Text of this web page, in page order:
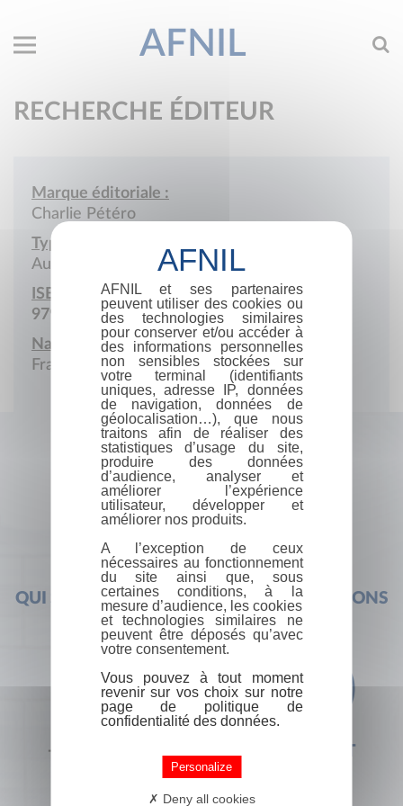
AFNIL
RECHERCHE ÉDITEUR
Marque éditoriale :
Charlie Pétéro
Type de société :
Auto-édition
ISBN :
979-10-979055
Nationalité :
France
QUI SOMMES-NOUS ? FOIRE AUX QUESTIONS
+33 (0) 1 44 41 29 19 CONTACT
AFNIL et ses partenaires
peuvent utiliser des cookies ou
des technologies similaires
pour conserver et/ou accéder à
des informations personnelles
non sensibles stockées sur
votre terminal (identifiants
uniques, adresse IP, données
de navigation, données de
géolocalisation…), que nous
traitons afin de réaliser des
statistiques d’usage du site,
produire des données
d’audience, analyser et
améliorer l’expérience
utilisateur, développer et
améliorer nos produits.
A l’exception de ceux
nécessaires au fonctionnement
du site ainsi que, sous
certaines conditions, à la
mesure d’audience, les cookies
et technologies similaires ne
peuvent être déposés qu’avec
votre consentement.
Vous pouvez à tout moment
revenir sur vos choix sur notre
page de politique de
confidentialité des données.
Personalize
Deny all cookies